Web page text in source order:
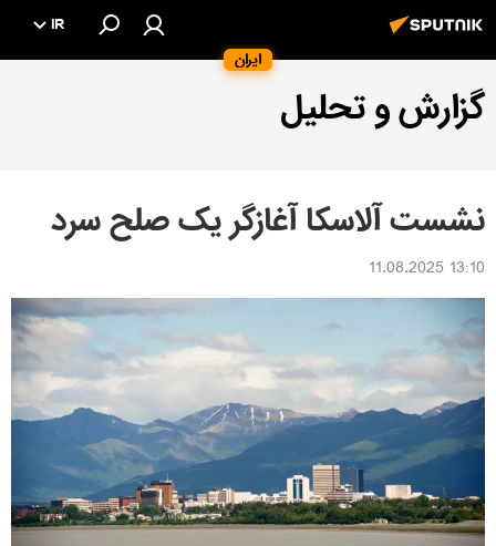
ایران
IR
گزارش و تحلیل
نشست آلاسکا آغازگر یک صلح سرد
13:10 11.08.2025